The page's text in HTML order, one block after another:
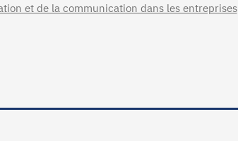
et de la communication dans les entreprises